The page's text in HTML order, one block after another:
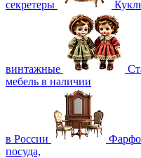
секретеры
винтажные
мебель в наличии
в России
посуда,